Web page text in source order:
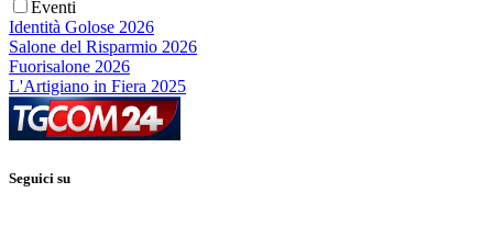
Eventi
Identità Golose 2026
Salone del Risparmio 2026
Fuorisalone 2026
L'Artigiano in Fiera 2025
Seguici su